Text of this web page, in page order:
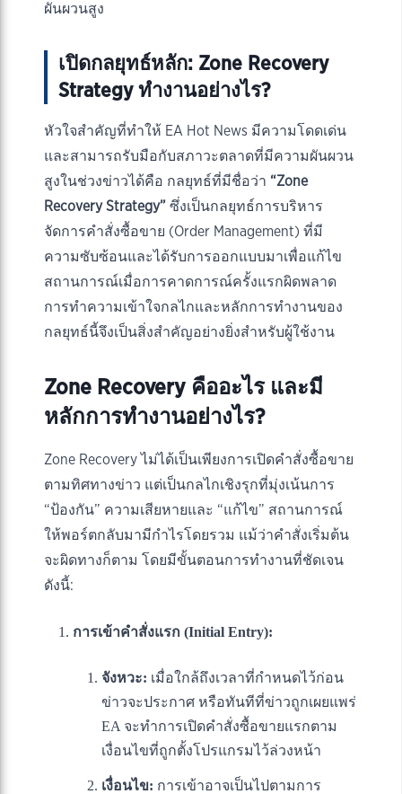
ผันผวนสูง
เปิดกลยุทธ์หลัก: Zone Recovery
Strategy ทำงานอย่างไร?
หัวใจสำคัญที่ทำให้ EA Hot News มีความโดดเด่น
และสามารถรับมือกับสภาวะตลาดที่มีความผันผวน
สูงในช่วงข่าวได้คือ กลยุทธ์ที่มีชื่อว่า “Zone
Recovery Strategy” ซึ่งเป็นกลยุทธ์การบริหาร
จัดการคำสั่งซื้อขาย (Order Management) ที่มี
ความซับซ้อนและได้รับการออกแบบมาเพื่อแก้ไข
สถานการณ์เมื่อการคาดการณ์ครั้งแรกผิดพลาด
การทำความเข้าใจกลไกและหลักการทำงานของ
กลยุทธ์นี้จึงเป็นสิ่งสำคัญอย่างยิ่งสำหรับผู้ใช้งาน
Zone Recovery คืออะไร และมี
หลักการทำงานอย่างไร?
Zone Recovery ไม่ได้เป็นเพียงการเปิดคำสั่งซื้อขาย
ตามทิศทางข่าว แต่เป็นกลไกเชิงรุกที่มุ่งเน้นการ
“ป้องกัน” ความเสียหายและ “แก้ไข” สถานการณ์
ให้พอร์ตกลับมามีกำไรโดยรวม แม้ว่าคำสั่งเริ่มต้น
จะผิดทางก็ตาม โดยมีขั้นตอนการทำงานที่ชัดเจน
ดังนี้:
การเข้าคำสั่งแรก (Initial Entry):
จังหวะ: เมื่อใกล้ถึงเวลาที่กำหนดไว้ก่อน
ข่าวจะประกาศ หรือทันทีที่ข่าวถูกเผยแพร่
EA จะทำการเปิดคำสั่งซื้อขายแรกตาม
เงื่อนไขที่ถูกตั้งโปรแกรมไว้ล่วงหน้า
เงื่อนไข: การเข้าอาจเป็นไปตามการ